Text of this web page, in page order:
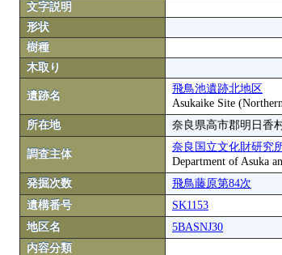
文字説明
形状
樹種
木取り
遺跡名
飛鳥池遺跡北地区
Asukaike Site
所在地
奈良県高市郡明日香
調査主体
奈良国立文化財研究
Department of Asuka
発掘次数
飛鳥藤原第84次
遺構番号
SK1153
地区名
5BASNJ30
内容分類